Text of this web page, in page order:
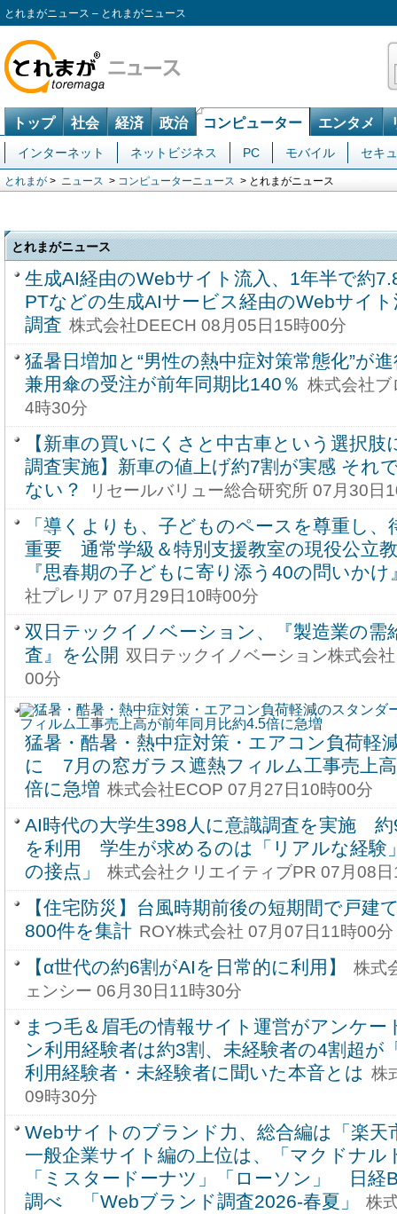
とれまがニュース – とれまがニュース
トップ 社会 経済 政治 コンピューター エンタメ
インターネット ネットビジネス PC モバイル セキ
とれまが > ニュース > コンピューターニュース > とれまがニュース
とれまがニュース
生成AI経由のWebサイト流入、1年半で約
PTなどの生成AIサービス経由のWebサイ
調査 株式会社DEECH 08月05日15時00分
猛暑日増加と“男性の熱中症対策常態化”が
兼用傘の受注が前年同期比140％ 株式会社
4時30分
【新車の買いにくさと中古車という選択肢
調査実施】新車の値上げ約7割が実感 それ
ない？
リセールバリュー総合研究所 07月30日
「導くよりも、子どものペースを尊重し
重要 通常学級＆特別支援教室の現役公立
『思春期の子どもに寄り添う40の問いか
社プレリア 07月29日10時00分
双日テックイノベーション、『製造業の需
査』を公開 双日テックイノベーション株式会
00分
猛暑・酷暑・熱中症対策・エアコン負荷軽
に 7月の窓ガラス遮熱フィルム工事売上
倍に急増 株式会社ECOP 07月27日10時00分
AI時代の大学生398人に意識調査を実施 約
を利用 学生が求めるのは「リアルな経験
の接点」
株式会社クリエイティブPR 07月08
【住宅防災】台風時期前後の短期間で戸建
800件を集計 ROY株式会社 07月07日11時00分
【α世代の約6割がAIを日常的に利用】
株式
ェンシー 06月30日11時30分
まつ毛＆眉毛の情報サイト運営がアンケ
ン利用経験者は約3割、未経験者の4割超が
利用経験者・未経験者に聞いた本音とは 株
09時30分
Webサイトのブランド力、総合編は「楽
一般企業サイト編の上位は、「マクドナル
「ミスタードーナツ」「ローソン」 日経
調べ 「Webブランド調査2026-春夏」
株